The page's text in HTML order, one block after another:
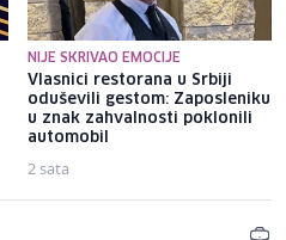
NIJE SKRIVAO EMOCIJE
Vlasnici restorana u Srbiji
oduševili gestom: Zaposleniku
u znak zahvalnosti poklonili
automobil
2 sata